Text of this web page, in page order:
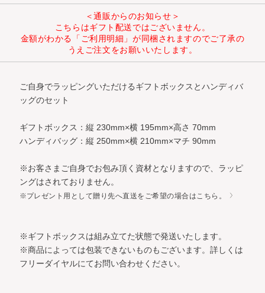
＜通販からのお知らせ＞
こちらはギフト配送ではございません。
金額がわかる「ご利用明細」が同梱されますのでご了承の
うえご注文をお願いいたします。
ご自身でラッピングいただけるギフトボックスとハンディバ
ッグのセット
ギフトボックス：縦 230mm×横 195mm×高さ 70mm
ハンディバッグ：縦 250mm×横 210mm×マチ 90mm
※お客さまご自身でお包み頂く資材となりますので、ラッピ
ングはされておりません。
※プレゼント用として贈り先へ直送をご希望の場合はこちら。
※ギフトボックスは組み立てた状態で発送いたします。
※商品によっては包装できないものもございます。詳しくは
フリーダイヤルにてお問い合わせください。